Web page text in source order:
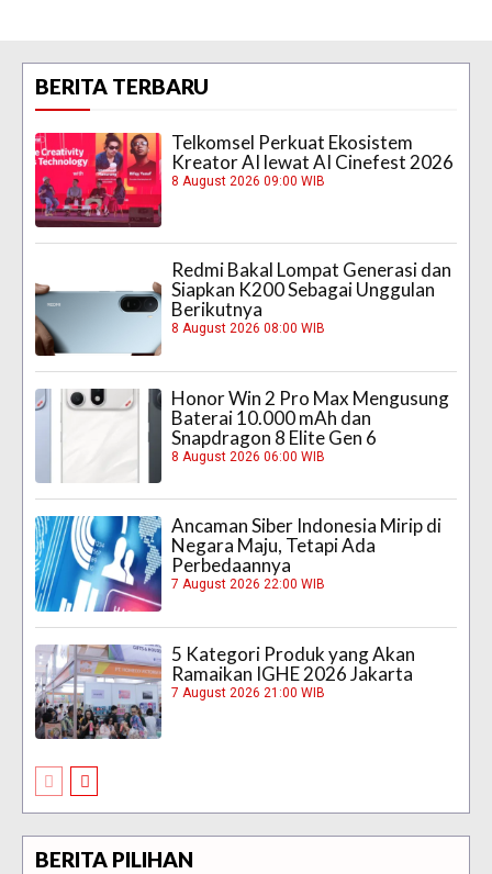
BERITA TERBARU
Telkomsel Perkuat Ekosistem
Kreator AI lewat AI Cinefest 2026
8 August 2026 09:00 WIB
Redmi Bakal Lompat Generasi dan
Siapkan K200 Sebagai Unggulan
Berikutnya
8 August 2026 08:00 WIB
Honor Win 2 Pro Max Mengusung
Baterai 10.000 mAh dan
Snapdragon 8 Elite Gen 6
8 August 2026 06:00 WIB
Ancaman Siber Indonesia Mirip di
Negara Maju, Tetapi Ada
Perbedaannya
7 August 2026 22:00 WIB
5 Kategori Produk yang Akan
Ramaikan IGHE 2026 Jakarta
7 August 2026 21:00 WIB
BERITA PILIHAN